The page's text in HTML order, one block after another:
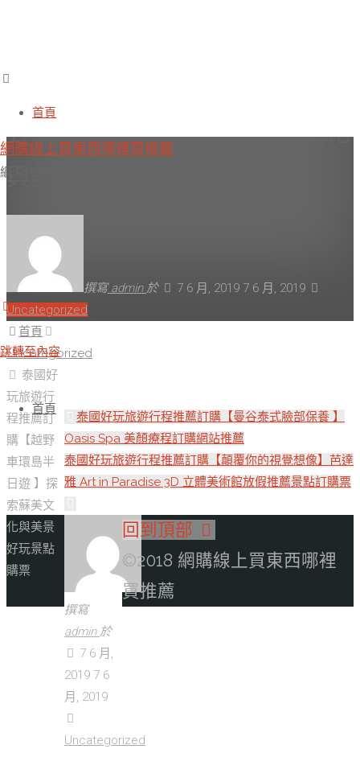
首頁
網購線上買東西哪裡買推薦
網購線上買東西哪裡買推薦
跳轉至內容
首頁
泰國好玩旅遊行程推薦訂購【越
野車環島半日遊 】探索蘇美文化
撰寫 admin 於 7 6 月, 2019 7 6 月, 2019
Uncategorized
首頁
Uncategorized
泰國好
玩旅遊行
程推薦訂
購【越野
車環島半
日遊 】探
索蘇美文
化與美景
好玩景點
購票
泰國好玩旅遊行程推薦訂購【曼谷泰式臉部保養 】
Oasis Spa 美顏療程訂購網站推薦
泰國好玩旅遊行程推薦訂購【顛覆你的視覺想像】芭達
雅 Art in Paradise 3D 立體美術館放假推薦景點訂購票
撰寫
admin 於
7 6 月,
2019 7 6
月, 2019
Uncategorized
回到頂部
©2018 網購線上買東西哪裡
買推薦